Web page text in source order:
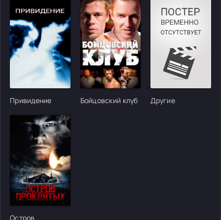
Привидение Бойцовский клуб Другие
Остров